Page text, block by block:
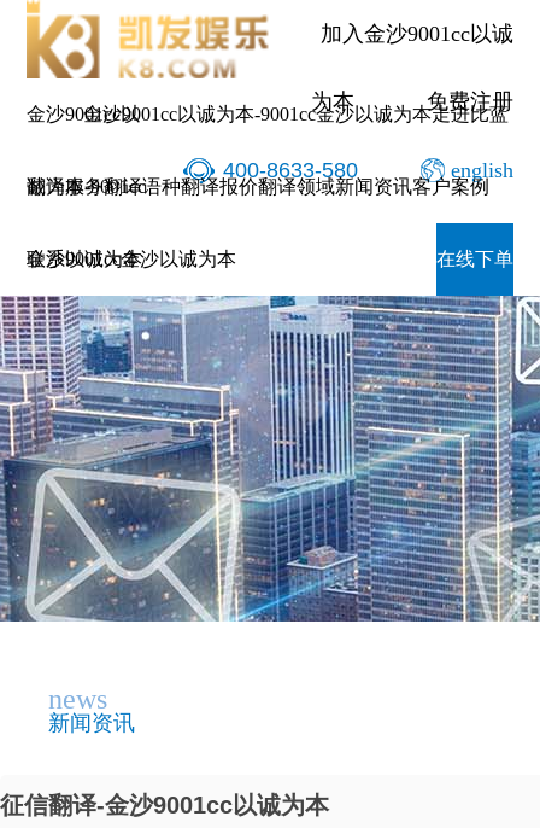
加入金沙9001cc以诚
为本 免费注册
400-8633-580 english
金沙9001cc以
诚为本-9001cc
金沙以诚为本
金沙9001cc以诚为本-9001cc金沙以诚为本走进比蓝
翻译服务翻译语种翻译报价翻译领域新闻资讯客户案例
联系9001cc金沙以诚为本 在线下单
news
新闻资讯
征信翻译-金沙9001cc以诚为本